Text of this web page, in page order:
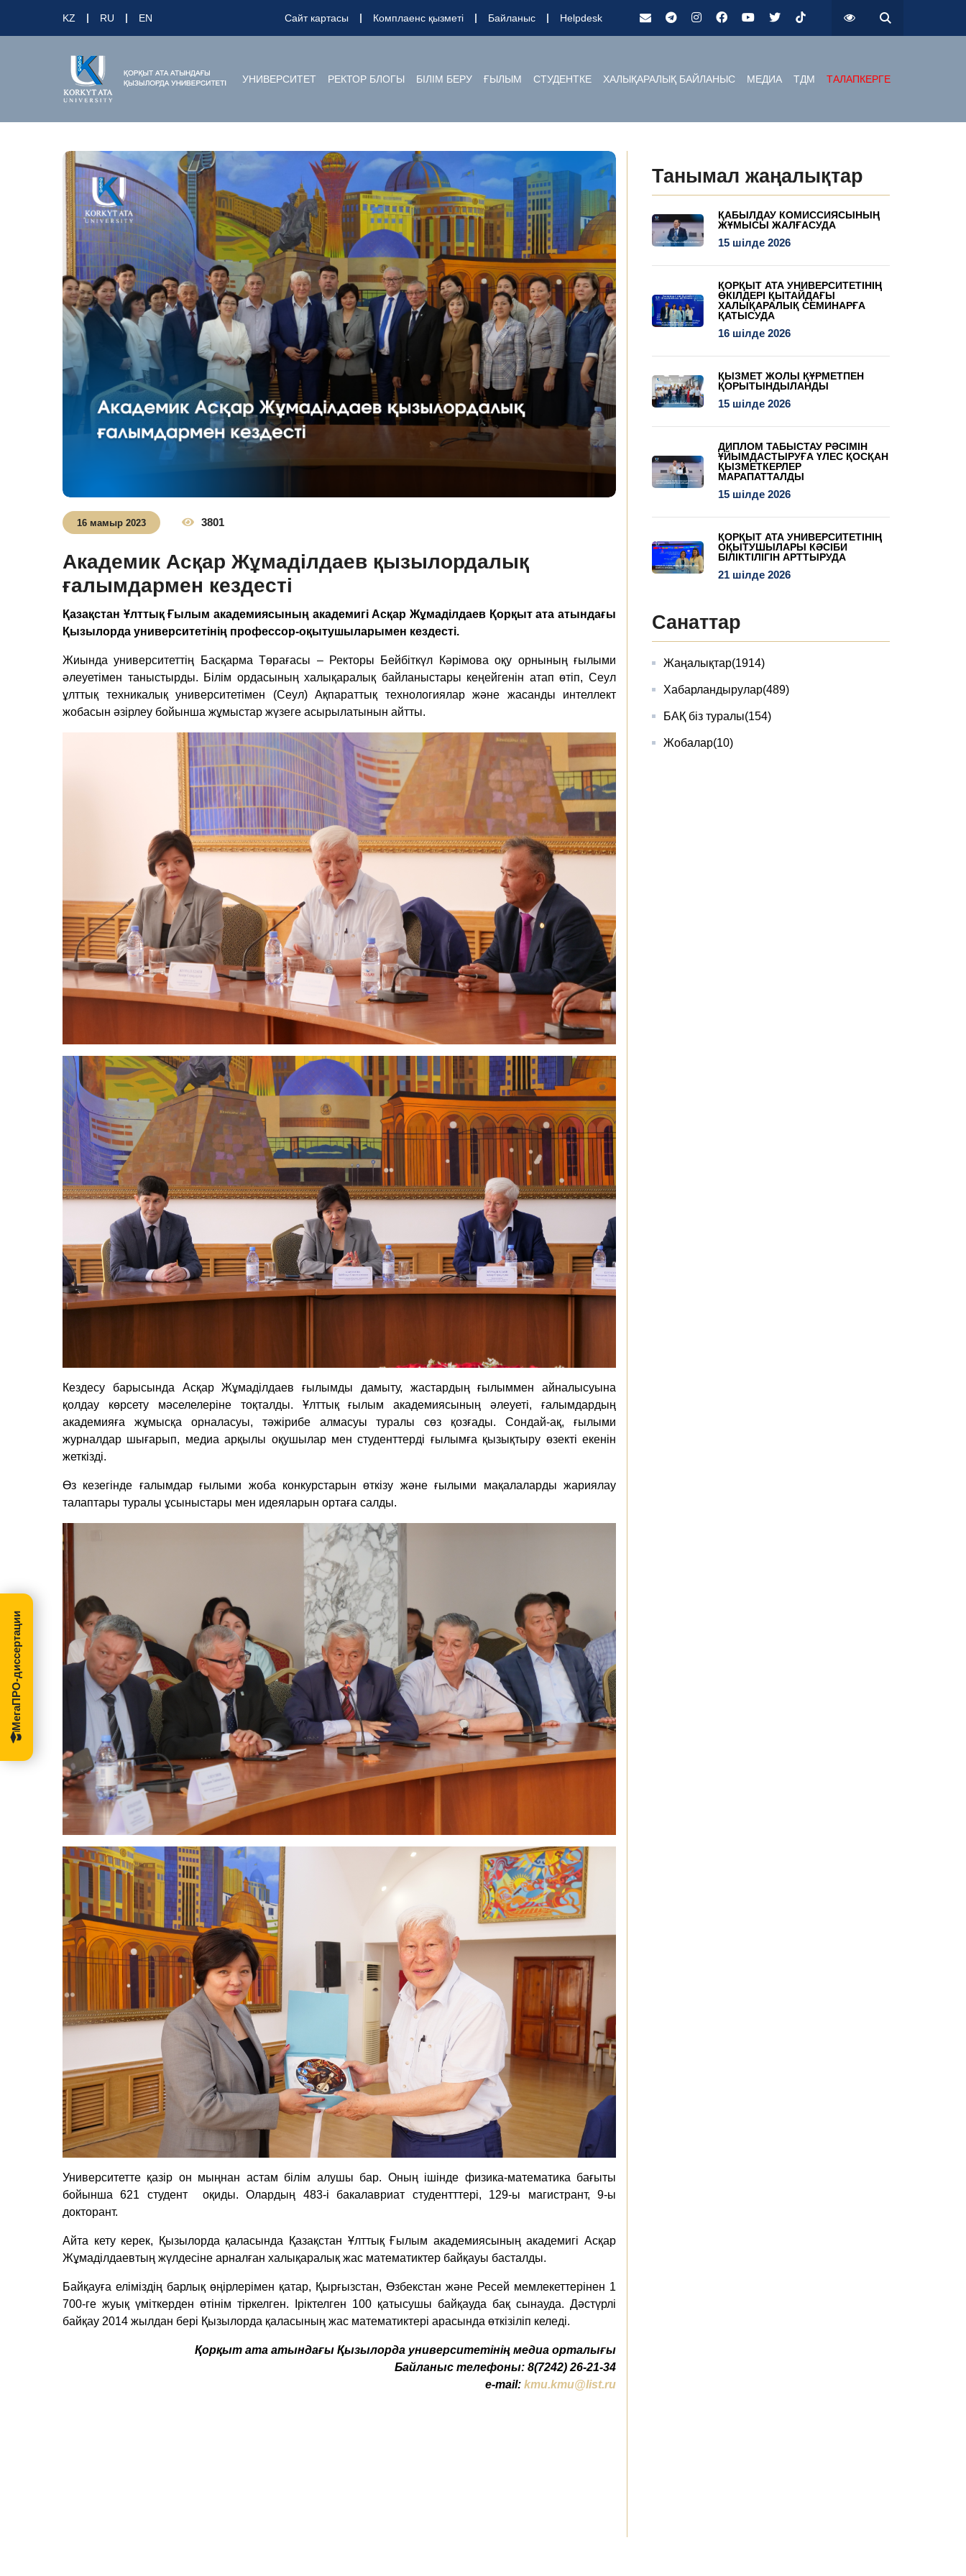
KZ RU EN Сайт картасы Комплаенс қызметі Байланыс Helpdesk
УНИВЕРСИТЕТ РЕКТОР БЛОГЫ БІЛІМ БЕРУ ҒЫЛЫМ СТУДЕНТКЕ ХАЛЫҚАРАЛЫҚ БАЙЛАНЫС МЕДИА ТДМ ТАЛАПКЕРГЕ
16 мамыр 2023 3801
Академик Асқар Жұмаділдаев қызылордалық
ғалымдармен кездесті
Қазақстан Ұлттық Ғылым академиясының академигі Асқар Жұмаділдаев Қорқыт ата атындағы
Қызылорда университетінің профессор-оқытушыларымен кездесті.
Жиында университеттің Басқарма Төрағасы – Ректоры Бейбіткүл Кәрімова оқу орнының ғылыми
әлеуетімен таныстырды. Білім ордасының халықаралық байланыстары кеңейгенін атап өтіп, Сеул
ұлттық техникалық университетімен (Сеул) Ақпараттық технологиялар және жасанды интеллект
жобасын әзірлеу бойынша жұмыстар жүзеге асырылатынын айтты.
Кездесу барысында Асқар Жұмаділдаев ғылымды дамыту, жастардың ғылыммен айналысуына
қолдау көрсету мәселелеріне тоқталды. Ұлттық ғылым академиясының әлеуеті, ғалымдардың
академияға жұмысқа орналасуы, тәжірибе алмасуы туралы сөз қозғады. Сондай-ақ, ғылыми
журналдар шығарып, медиа арқылы оқушылар мен студенттерді ғылымға қызықтыру өзекті екенін
жеткізді.
Өз кезегінде ғалымдар ғылыми жоба конкурстарын өткізу және ғылыми мақалаларды жариялау
талаптары туралы ұсыныстары мен идеяларын ортаға салды.
Университетте қазір он мыңнан астам білім алушы бар. Оның ішінде физика-математика бағыты
бойынша 621 студент оқиды. Олардың 483-і бакалавриат студентттері, 129-ы магистрант, 9-ы
докторант.
Айта кету керек, Қызылорда қаласында Қазақстан Ұлттық Ғылым академиясының академигі Асқар
Жұмаділдаевтың жүлдесіне арналған халықаралық жас математиктер байқауы басталды.
Байқауға еліміздің барлық өңірлерімен қатар, Қырғызстан, Өзбекстан және Ресей мемлекеттерінен 1
700-ге жуық үміткерден өтінім тіркелген. Іріктелген 100 қатысушы байқауда бақ сынауда. Дәстүрлі
байқау 2014 жылдан бері Қызылорда қаласының жас математиктері арасында өткізіліп келеді.
Қорқыт ата атындағы Қызылорда университетінің медиа орталығы
Байланыс телефоны: 8(7242) 26-21-34
e-mail: kmu.kmu@list.ru
Танымал жаңалықтар
ҚАБЫЛДАУ КОМИССИЯСЫНЫҢ
ЖҰМЫСЫ ЖАЛҒАСУДА
15 шілде 2026
ҚОРҚЫТ АТА УНИВЕРСИТЕТІНІҢ
ӨКІЛДЕРІ ҚЫТАЙДАҒЫ
ХАЛЫҚАРАЛЫҚ СЕМИНАРҒА
ҚАТЫСУДА
16 шілде 2026
ҚЫЗМЕТ ЖОЛЫ ҚҰРМЕТПЕН
ҚОРЫТЫНДЫЛАНДЫ
15 шілде 2026
ДИПЛОМ ТАБЫСТАУ РӘСІМІН
ҰЙЫМДАСТЫРУҒА ҮЛЕС ҚОСҚАН
ҚЫЗМЕТКЕРЛЕР
МАРАПАТТАЛДЫ
15 шілде 2026
ҚОРҚЫТ АТА УНИВЕРСИТЕТІНІҢ
ОҚЫТУШЫЛАРЫ КӘСІБИ
БІЛІКТІЛІГІН АРТТЫРУДА
21 шілде 2026
Санаттар
Жаңалықтар(1914)
Хабарландырулар(489)
БАҚ біз туралы(154)
Жобалар(10)
МегаПРО-диссертации